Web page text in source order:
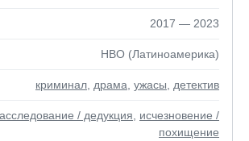
2017 — 2023
HBO (Латиноамерика)
криминал драма ужасы детектив
/ дедукция
исчезновение /
похищение